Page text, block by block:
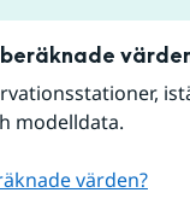
modelldata.
värden?